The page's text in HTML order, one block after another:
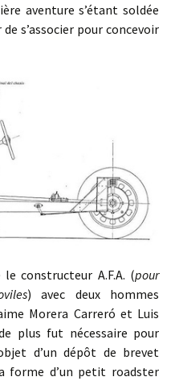
aventure s’étant soldée
s’associer pour concevoir
A.F.A. (pour
) avec deux hommes
Morera Carreró et Luis
plus fut nécessaire pour
d’un dépôt de brevet
forme d’un petit roadster